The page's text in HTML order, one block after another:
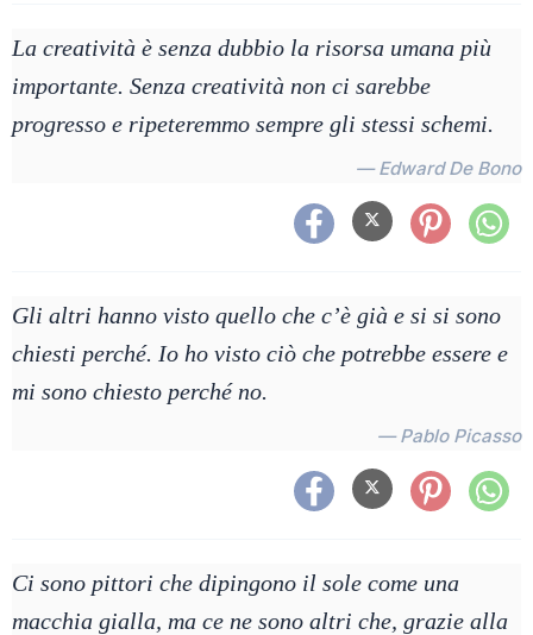
La creatività è senza dubbio la risorsa umana più
importante. Senza creatività non ci sarebbe
progresso e ripeteremmo sempre gli stessi schemi.
— Edward De Bono
Gli altri hanno visto quello che c’è già e si si sono
chiesti perché. Io ho visto ciò che potrebbe essere e
mi sono chiesto perché no.
— Pablo Picasso
Ci sono pittori che dipingono il sole come una
macchia gialla, ma ce ne sono altri che, grazie alla